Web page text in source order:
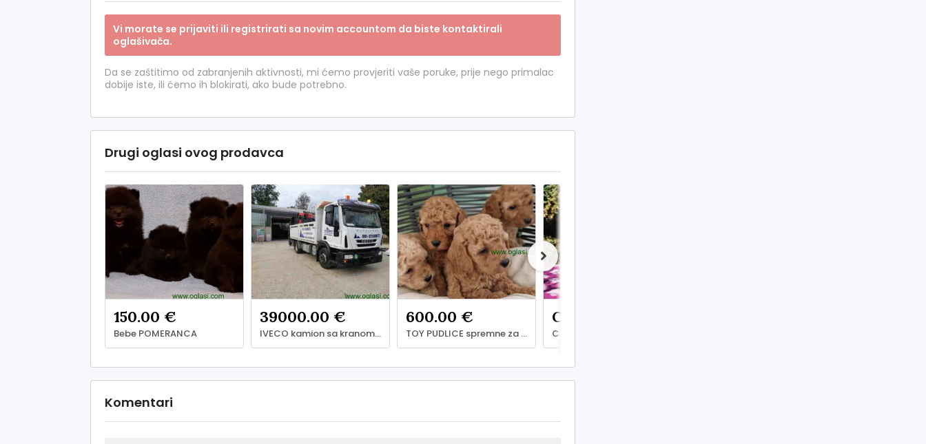
Vi morate se prijaviti ili registrirati sa novim accountom da biste kontaktirali
oglašivača.
Da se zaštitimo od zabranjenih aktivnosti, mi ćemo provjeriti vaše poruke, prije nego primalac
dobije iste, ili ćemo ih blokirati, ako bude potrebno.
Drugi oglasi ovog prodavca
150.00 €
Bebe POMERANCA
39000.00 €
IVECO kamion sa kranom /dizalicom 2011. god dja, Pančevo
600.00 €
TOY PUDLICE spremne za preuzimanje
Cijena: **
Komentari